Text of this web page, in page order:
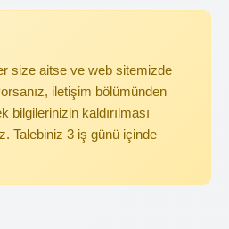
size aitse ve web sitemizde
iletişim bölümünden
bilgilerinizin kaldırılması
Talebiniz 3 iş günü içinde